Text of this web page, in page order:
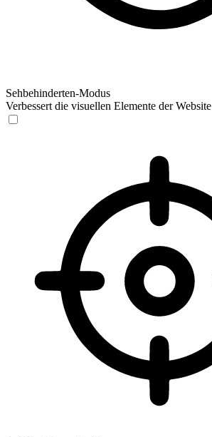
Sehbehinderten-Modus
Verbessert die visuellen Elemente der Website